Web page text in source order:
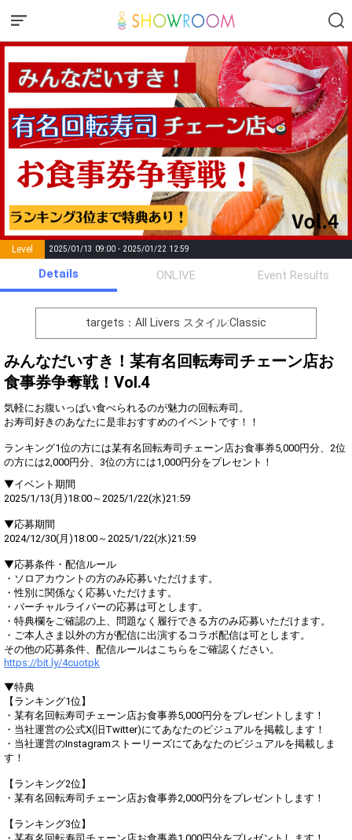
Level 2025/01/13 09:00 - 2025/01/22 12:59
Points List of Goal
number of
positions
Rema
0 Event Begins!
オリジナルアバター制作権獲
得！
Gifting
Throw gifts to the stage and join
First, try throwing free Stars
(once a day)! You can also charge
Show Gold to purchase gifts
(available from 1 JPY)! When you
continue to send gifts to the
popularity ranking and your
ranking go up.
To cheer on performers, you can
send them gifts.
To send performers paid items,
you must use Show Gold.
You can post comments. Please
that may offend performers or
other users.
Close
Details ONLIVE Event Results
targets：All Livers スタイル:Classic
みんなだいすき！某有名回転寿司チェーン店お
食事券争奪戦！Vol.4
気軽にお腹いっぱい食べられるのが魅力の回転寿司。
お寿司好きのあなたに是非おすすめのイベントです！！
ランキング1位の方には某有名回転寿司チェーン店お食事券5,000円分、2位
の方には2,000円分、3位の方には1,000円分をプレセント！
▼イベント期間
2025/1/13(月)18:00～2025/1/22(水)21:59
▼応募期間
2024/12/30(月)18:00～2025/1/22(水)21:59
▼応募条件・配信ルール
・ソロアカウントの方のみ応募いただけます。
・性別に関係なく応募いただけます。
・バーチャルライバーの応募は可とします。
・特典欄をご確認の上、問題なく履行できる方のみ応募いただけます。
・ご本人さま以外の方が配信に出演するコラボ配信は可とします。
その他の応募条件、配信ルールはこちらをご確認ください。
https://bit.ly/4cuotpk
▼特典
【ランキング1位】
・某有名回転寿司チェーン店お食事券5,000円分をプレゼントします！
・当社運営の公式X(旧Twitter)にてあなたのビジュアルを掲載します！
・当社運営のInstagramストーリーズにてあなたのビジュアルを掲載しま
す！
【ランキング2位】
・某有名回転寿司チェーン店お食事券2,000円分をプレゼントします！
【ランキング3位】